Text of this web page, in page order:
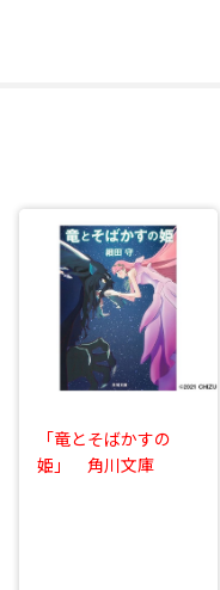
「竜とそばかすの
姫」 角川文庫